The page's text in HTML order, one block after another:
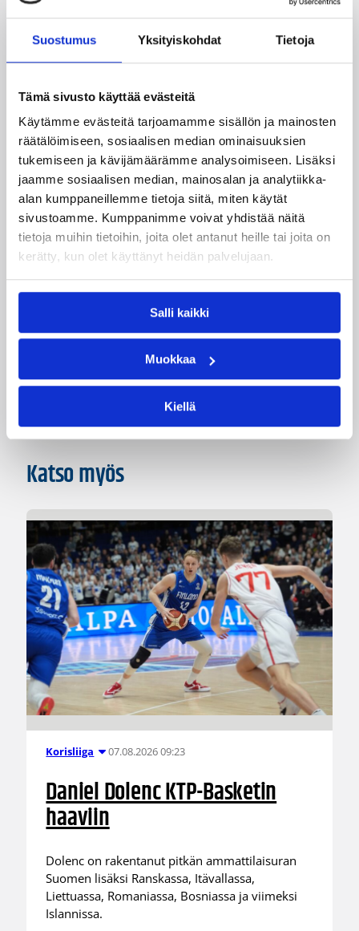
Suostumus Yksityiskohdat Tietoja
Tämä sivusto käyttää evästeitä
Käytämme evästeitä tarjoamamme sisällön ja mainosten
räätälöimiseen, sosiaalisen median ominaisuuksien
tukemiseen ja kävijämäärämme analysoimiseen. Lisäksi
jaamme sosiaalisen median, mainosalan ja analytiikka-
alan kumppaneillemme tietoja siitä, miten käytät
sivustoamme. Kumppanimme voivat yhdistää näitä
tietoja muihin tietoihin, joita olet antanut heille tai joita on
kerätty, kun olet käyttänyt heidän palvelujaan.
Salli kaikki
Muokkaa
Kiellä
tämän kotikentällä liigan keskikastiin kuuluva Slovanka
pistein 70–85.
(21/9). Nilkkaansa lepuuttanut Mäkitalo oli ottelusta
sivussa. Trutnov on voittanut 13 ja hävinnyt viisi
ottelua.
Päivitetty 10.01.2012
Henkilöt
Tiina Sten
Kategoriat
Pääjuttu Suomalaiset ulkomailla
Katso myös
Korisliiga 07.08.2026 09:23
Daniel Dolenc KTP-Basketin
haaviin
Dolenc on rakentanut pitkän ammattilaisuran
Suomen lisäksi Ranskassa, Itävallassa,
Liettuassa, Romaniassa, Bosniassa ja viimeksi
Islannissa.